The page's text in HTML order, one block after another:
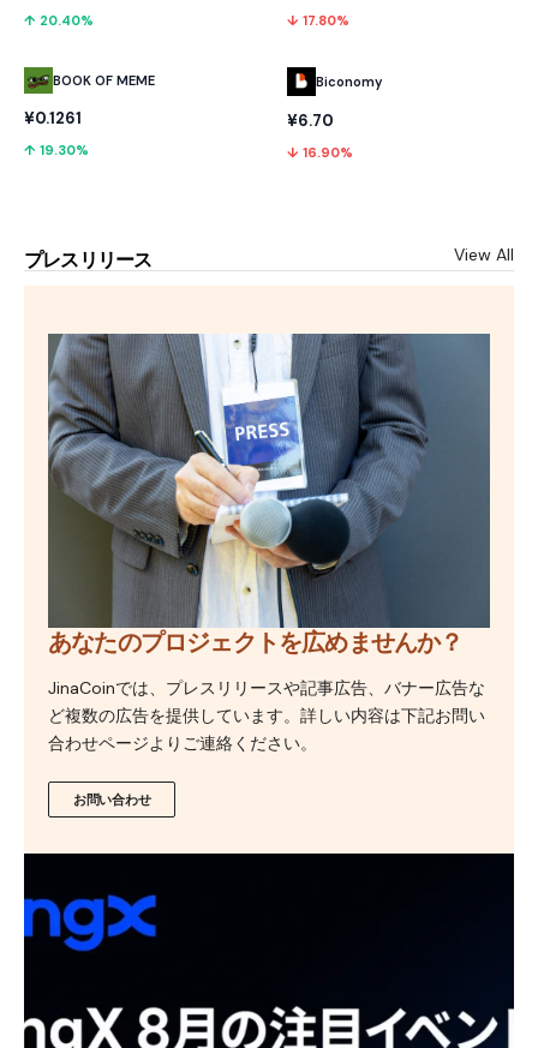
↑ 20.40%
BOOK OF MEME
¥0.1261
↑ 19.30%
↓ 17.80%
Biconomy
¥6.70
↓ 16.90%
プレスリリース View All
あなたのプロジェクトを広めませんか？
JinaCoinでは、プレスリリースや記事広告、バナー広告な
ど複数の広告を提供しています。詳しい内容は下記お問い
合わせページよりご連絡ください。
お問い合わせ